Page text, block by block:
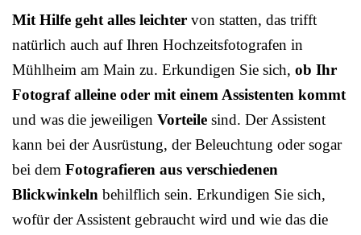
Mit Hilfe geht alles leichter von statten, das trifft
natürlich auch auf Ihren Hochzeitsfotografen in
Mühlheim am Main zu. Erkundigen Sie sich, ob Ihr
Fotograf alleine oder mit einem Assistenten kommt
und was die jeweiligen Vorteile sind. Der Assistent
kann bei der Ausrüstung, der Beleuchtung oder sogar
bei dem Fotografieren aus verschiedenen
Blickwinkeln behilflich sein. Erkundigen Sie sich,
wofür der Assistent gebraucht wird und wie das die